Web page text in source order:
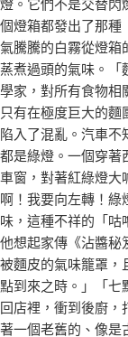
個燈箱都發出了那種
氣騰騰的白霧從燈
蒸煮過頭的氣味。「
學家，對所有食物相
只有在極度巨大的
陷入了混亂。汽車不
都是綠燈。一個穿著
車窗，對著紅綠燈大
啊！我要向左轉！
味，這種不祥的「咕
他想起家傳《沾醬秘
被麵皮的氣味籠罩，
點到來之時。」「
回店裡，衝到後廚
著一個老舊的、像是